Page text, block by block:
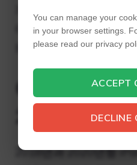
You can manage your
in your browser settings.
please read our privacy
ACCEPT
DECLINE
이할 수는 없으므로 진
되지 않습니다.
아이패드를
치가 있나요
2018년과 2020년형